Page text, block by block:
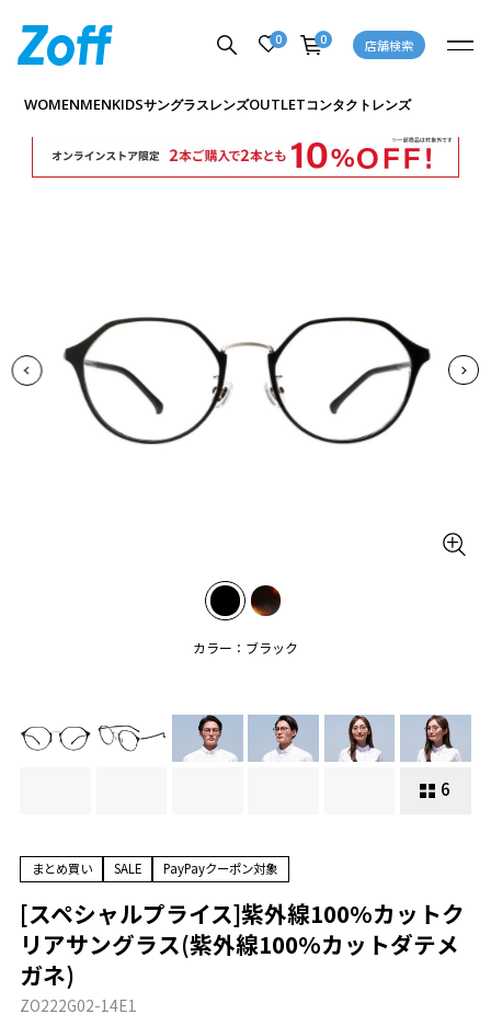
0 0 店舗検索
WOMENMENKIDSサングラスレンズOUTLETコンタクトレンズ
カラー：ブラック
6
商品詳細ページへ
まとめ買い SALE PayPayクーポン対象
[スペシャルプライス]紫外線100%カットク
リアサングラス(紫外線100%カットダテメ
ガネ)
ZO222G02-14E1